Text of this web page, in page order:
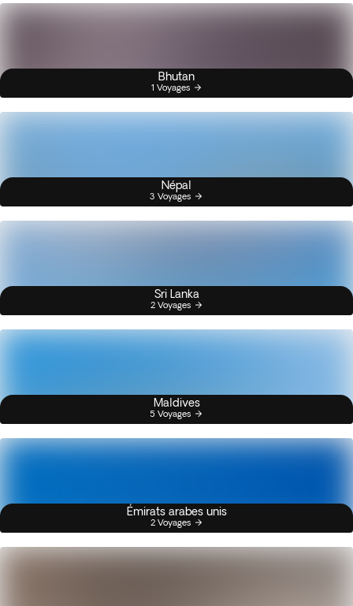
Bhutan
1 Voyages
Népal
3 Voyages
Sri Lanka
2 Voyages
Maldives
5 Voyages
Émirats arabes unis
2 Voyages